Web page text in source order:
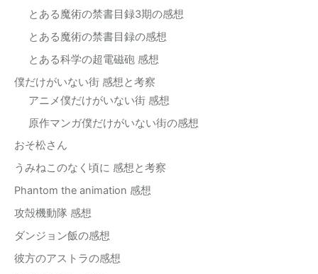
とある魔術の禁書目録3期の感想
とある魔術の禁書目録の感想
とある科学の超電磁砲 感想
僕だけがいない街 感想と考察
アニメ僕だけがいない街 感想
原作マンガ僕だけがいない街の感想
おそ松さん
うみねこのなく頃に 感想と考察
Phantom the animation 感想
攻殻機動隊 感想
ダンジョン飯の感想
彼方のアストラの感想